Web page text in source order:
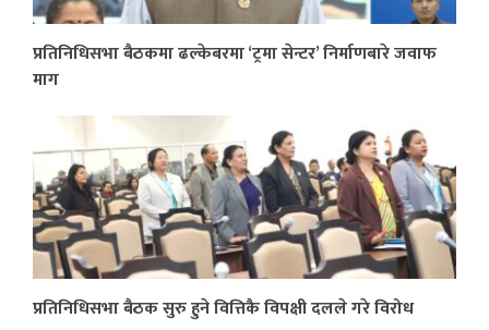
प्रतिनिधिसभा बैठकमा ढल्केबरमा ‘ट्रमा सेन्टर’ निर्माणबारे जवाफ
माग
प्रतिनिधिसभा बैठक सुरु हुने वित्तिकै विपक्षी दलले गरे विरोध